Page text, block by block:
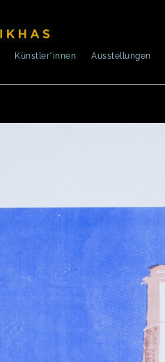
Künstler*innen Ausstellungen